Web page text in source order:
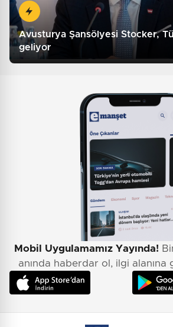
Avusturya Şansölyesi Stocker,
geliyor
Mobil Uygulamamız Yayında!
anında haberdar ol, ilgi alanına